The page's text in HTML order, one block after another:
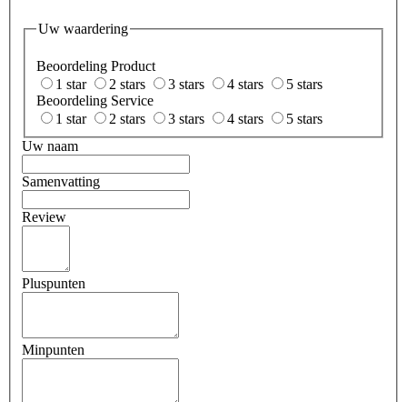
Uw waardering
Beoordeling Product
1 star
2 stars 3 stars 4 stars
5 stars
Beoordeling Service
1 star
2 stars 3 stars 4 stars
5 stars
Uw naam
Samenvatting
Review
Pluspunten
Minpunten